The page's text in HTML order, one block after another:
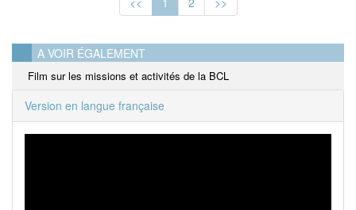
A VOIR ÉGALEMENT
Film sur les missions et activités de la BCL
Version en langue française